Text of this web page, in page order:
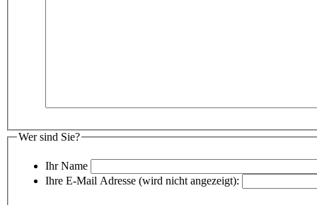
Wer sind Sie?
Ihr Name
Ihre E-Mail Adresse (wird nicht angezeigt):